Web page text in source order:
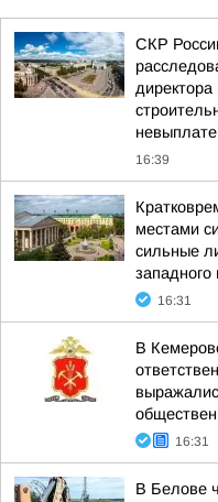
СКР
16:39
местами
сильные
западного
16:31
В
16:31
В Белове